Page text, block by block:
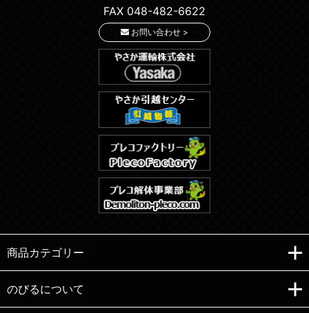
FAX 048-482-6622
お問い合わせ >
商品カテゴリー
のびるについて